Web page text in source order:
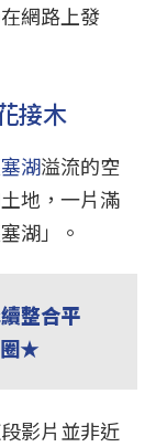
網路上發
接木
湖溢流的空
地，一片滿
湖」。
整合平
圈★
影片並非近